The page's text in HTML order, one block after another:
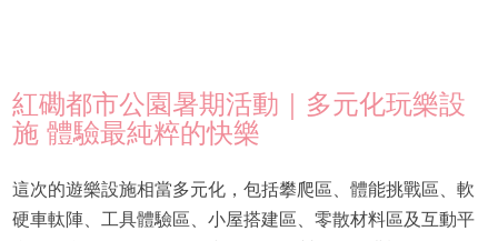
紅磡都市公園暑期活動｜多元化玩樂設
施 體驗最純粹的快樂
這次的遊樂設施相當多元化，包括攀爬區、體能挑戰區、軟
硬車軚陣、工具體驗區、小屋搭建區、零散材料區及互動平